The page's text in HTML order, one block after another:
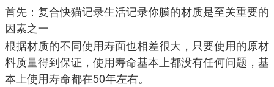
首先：复合快猫记录生活记录你膜的材质是至关重要的
因素之一
根据材质的不同使用寿面也相差很大，只要使用的原材
料质量得到保证，使用寿命基本上都没有任何问题，基
本上使用寿命都在50年左右。